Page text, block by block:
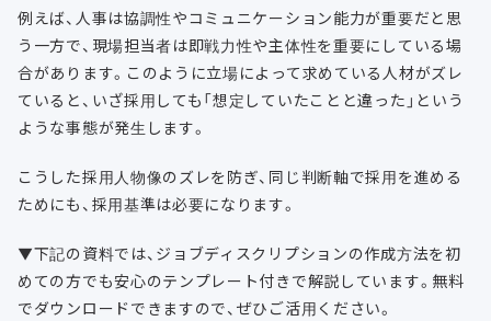
例えば、人事は協調性やコミュニケーション能力が重要だと思
う一方で、現場担当者は即戦力性や主体性を重要にしている場
合があります。このように立場によって求めている人材がズレ
ていると、いざ採用しても「想定していたことと違った」という
ような事態が発生します。
こうした採用人物像のズレを防ぎ、同じ判断軸で採用を進める
ためにも、採用基準は必要になります。
▼下記の資料では、ジョブディスクリプションの作成方法を初
めての方でも安心のテンプレート付きで解説しています。無料
でダウンロードできますので、ぜひご活用ください。